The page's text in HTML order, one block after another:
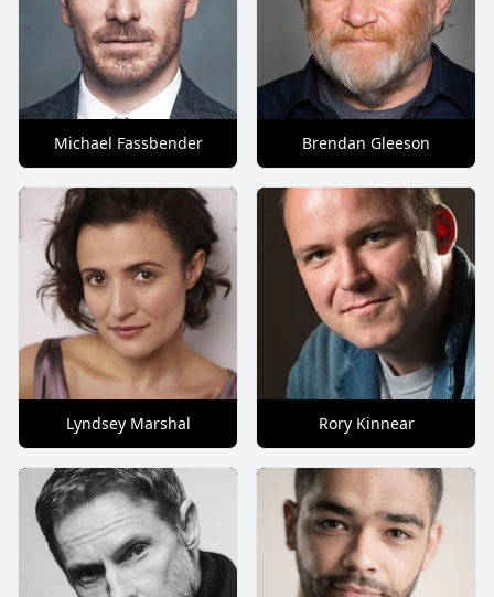
Michael Fassbender Brendan Gleeson
Lyndsey Marshal Rory Kinnear